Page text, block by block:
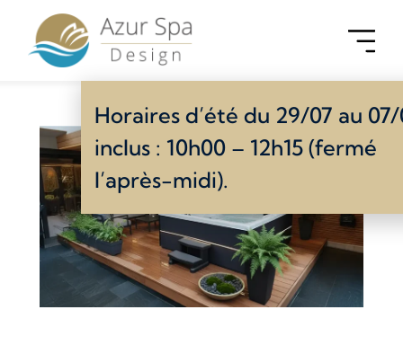
Horaires d’été du 29/07 au
inclus : 10h00 – 12h15 (fermé
l’après-midi).